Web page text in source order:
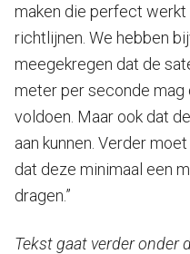
maken die perfect werkt
richtlijnen. We hebben
meegekregen dat de
meter per seconde mag
voldoen. Maar ook dat
aan kunnen. Verder
dat deze minimaal een
dragen.”
Tekst gaat verder onder